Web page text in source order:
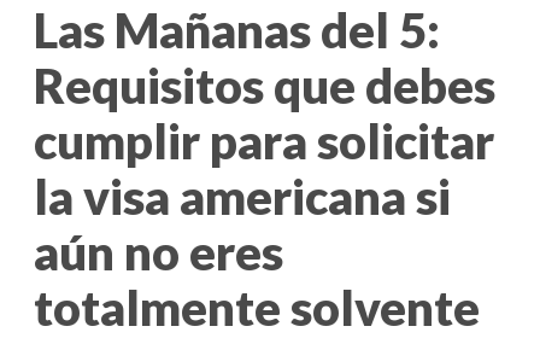
Las Mañanas del 5:
Requisitos que debes
cumplir para solicitar
la visa americana si
aún no eres
totalmente solvente